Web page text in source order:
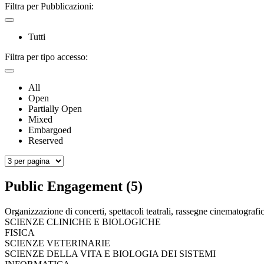
Filtra per Pubblicazioni:
Tutti
Filtra per tipo accesso:
All
Open
Partially Open
Mixed
Embargoed
Reserved
Public Engagement (5)
Organizzazione di concerti, spettacoli teatrali, rassegne
SCIENZE CLINICHE E BIOLOGICHE
FISICA
SCIENZE VETERINARIE
SCIENZE DELLA VITA E BIOLOGIA DEI SISTEMI